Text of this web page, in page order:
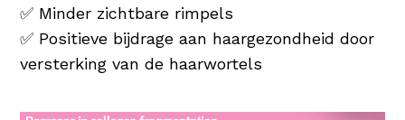
✅ Minder zichtbare rimpels
✅ Positieve bijdrage aan haargezondheid door
versterking van de haarwortels